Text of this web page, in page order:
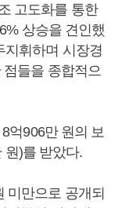
고도화를 통한
상승을 견인했
지휘하며 시장경
들을 종합적으
억906만 원의 보
원)를 받았다.
미만으로 공개되